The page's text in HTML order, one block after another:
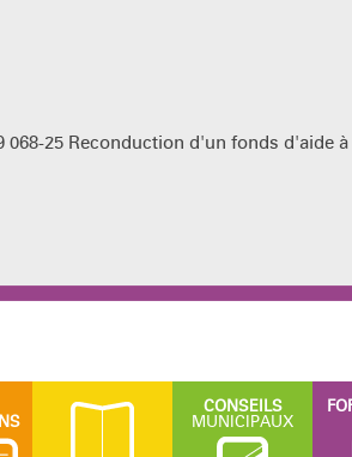
068-25 Reconduction d'un fonds d'aide
CONSEILS
MUNICIPAUX